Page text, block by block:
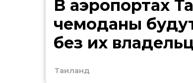
В аэропортах
чемоданы
без их
Таиланд